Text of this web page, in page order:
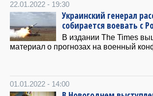
22.01.2022 - 19:30
Украинский генерал
собирается воевать с
В издании The Times
материал о прогнозах на военный
01.01.2022 - 14:00